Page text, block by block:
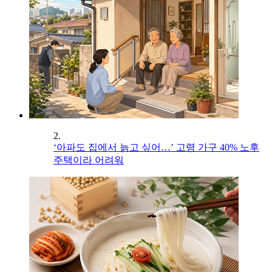
2.
‘아파도 집에서 늙고 싶어…’ 고령 가구 40% 노후
주택이라 어려워